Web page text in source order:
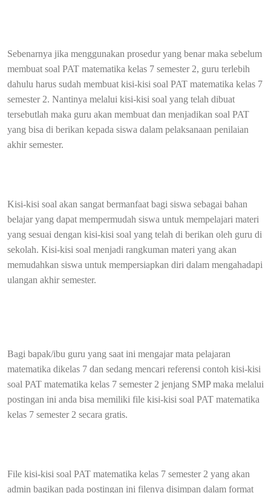
Sebenarnya jika menggunakan prosedur yang benar maka sebelum
membuat soal PAT matematika kelas 7 semester 2, guru terlebih
dahulu harus sudah membuat kisi-kisi soal PAT matematika kelas 7
semester 2. Nantinya melalui kisi-kisi soal yang telah dibuat
tersebutlah maka guru akan membuat dan menjadikan soal PAT
yang bisa di berikan kepada siswa dalam pelaksanaan penilaian
akhir semester.
Kisi-kisi soal akan sangat bermanfaat bagi siswa sebagai bahan
belajar yang dapat mempermudah siswa untuk mempelajari materi
yang sesuai dengan kisi-kisi soal yang telah di berikan oleh guru di
sekolah. Kisi-kisi soal menjadi rangkuman materi yang akan
memudahkan siswa untuk mempersiapkan diri dalam mengahadapi
ulangan akhir semester.
Bagi bapak/ibu guru yang saat ini mengajar mata pelajaran
matematika dikelas 7 dan sedang mencari referensi contoh kisi-kisi
soal PAT matematika kelas 7 semester 2 jenjang SMP maka melalui
postingan ini anda bisa memiliki file kisi-kisi soal PAT matematika
kelas 7 semester 2 secara gratis.
File kisi-kisi soal PAT matematika kelas 7 semester 2 yang akan
admin bagikan pada postingan ini filenya disimpan dalam format